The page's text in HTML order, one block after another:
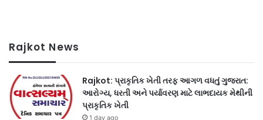
Rajkot News
Rajkot: પ્રાકૃતિક ખેતી તરફ આગળ વધતું ગુજરાત:
આરોગ્ય, ધરતી અને પર્યાવરણ માટે લાભદાયક મેથીની
પ્રાકૃતિક ખેતી
1 day ago